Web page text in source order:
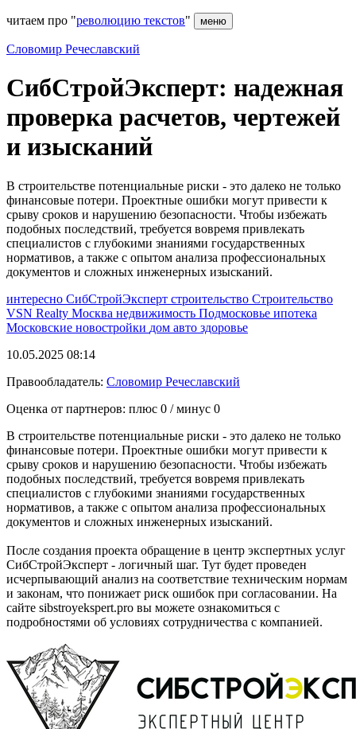
читаем про "революцию текстов" меню
Словомир Речеславский
СибСтройЭксперт: надежная
проверка расчетов, чертежей
и изысканий
В строительстве потенциальные риски - это далеко не только
финансовые потери. Проектные ошибки могут привести к
срыву сроков и нарушению безопасности. Чтобы избежать
подобных последствий, требуется вовремя привлекать
специалистов с глубокими знаниями государственных
нормативов, а также с опытом анализа профессиональных
документов и сложных инженерных изысканий.
интересно СибСтройЭксперт строительство Строительство
VSN Realty Москва недвижимость Подмосковье ипотека
Московские новостройки дом авто здоровье
10.05.2025 08:14
Правообладатель: Словомир Речеславский
Оценка от партнеров: плюс 0 / минус 0
В строительстве потенциальные риски - это далеко не только
финансовые потери. Проектные ошибки могут привести к
срыву сроков и нарушению безопасности. Чтобы избежать
подобных последствий, требуется вовремя привлекать
специалистов с глубокими знаниями государственных
нормативов, а также с опытом анализа профессиональных
документов и сложных инженерных изысканий.
После создания проекта обращение в центр экспертных услуг
СибСтройЭксперт - логичный шаг. Тут будет проведен
исчерпывающий анализ на соответствие техническим нормам
и законам, что понижает риск ошибок при согласовании. На
сайте sibstroyekspert.pro вы можете ознакомиться с
подробностями об условиях сотрудничества с компанией.